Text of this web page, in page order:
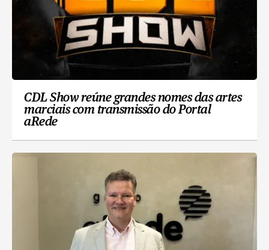
CDL Show reúne grandes nomes das artes
marciais com transmissão do Portal
aRede